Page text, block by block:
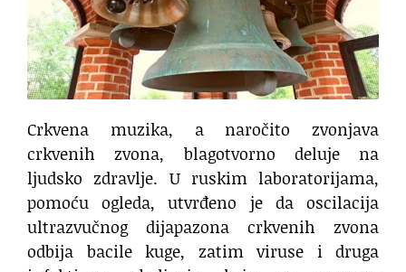
Crkvena muzika, a naročito zvonjava
crkvenih zvona, blagotvorno deluje na
ljudsko zdravlje. U ruskim laboratorijama,
pomoću ogleda, utvrđeno je da oscilacija
ultrazvučnog dijapazona crkvenih zvona
odbija bacile kuge, zatim viruse i druga